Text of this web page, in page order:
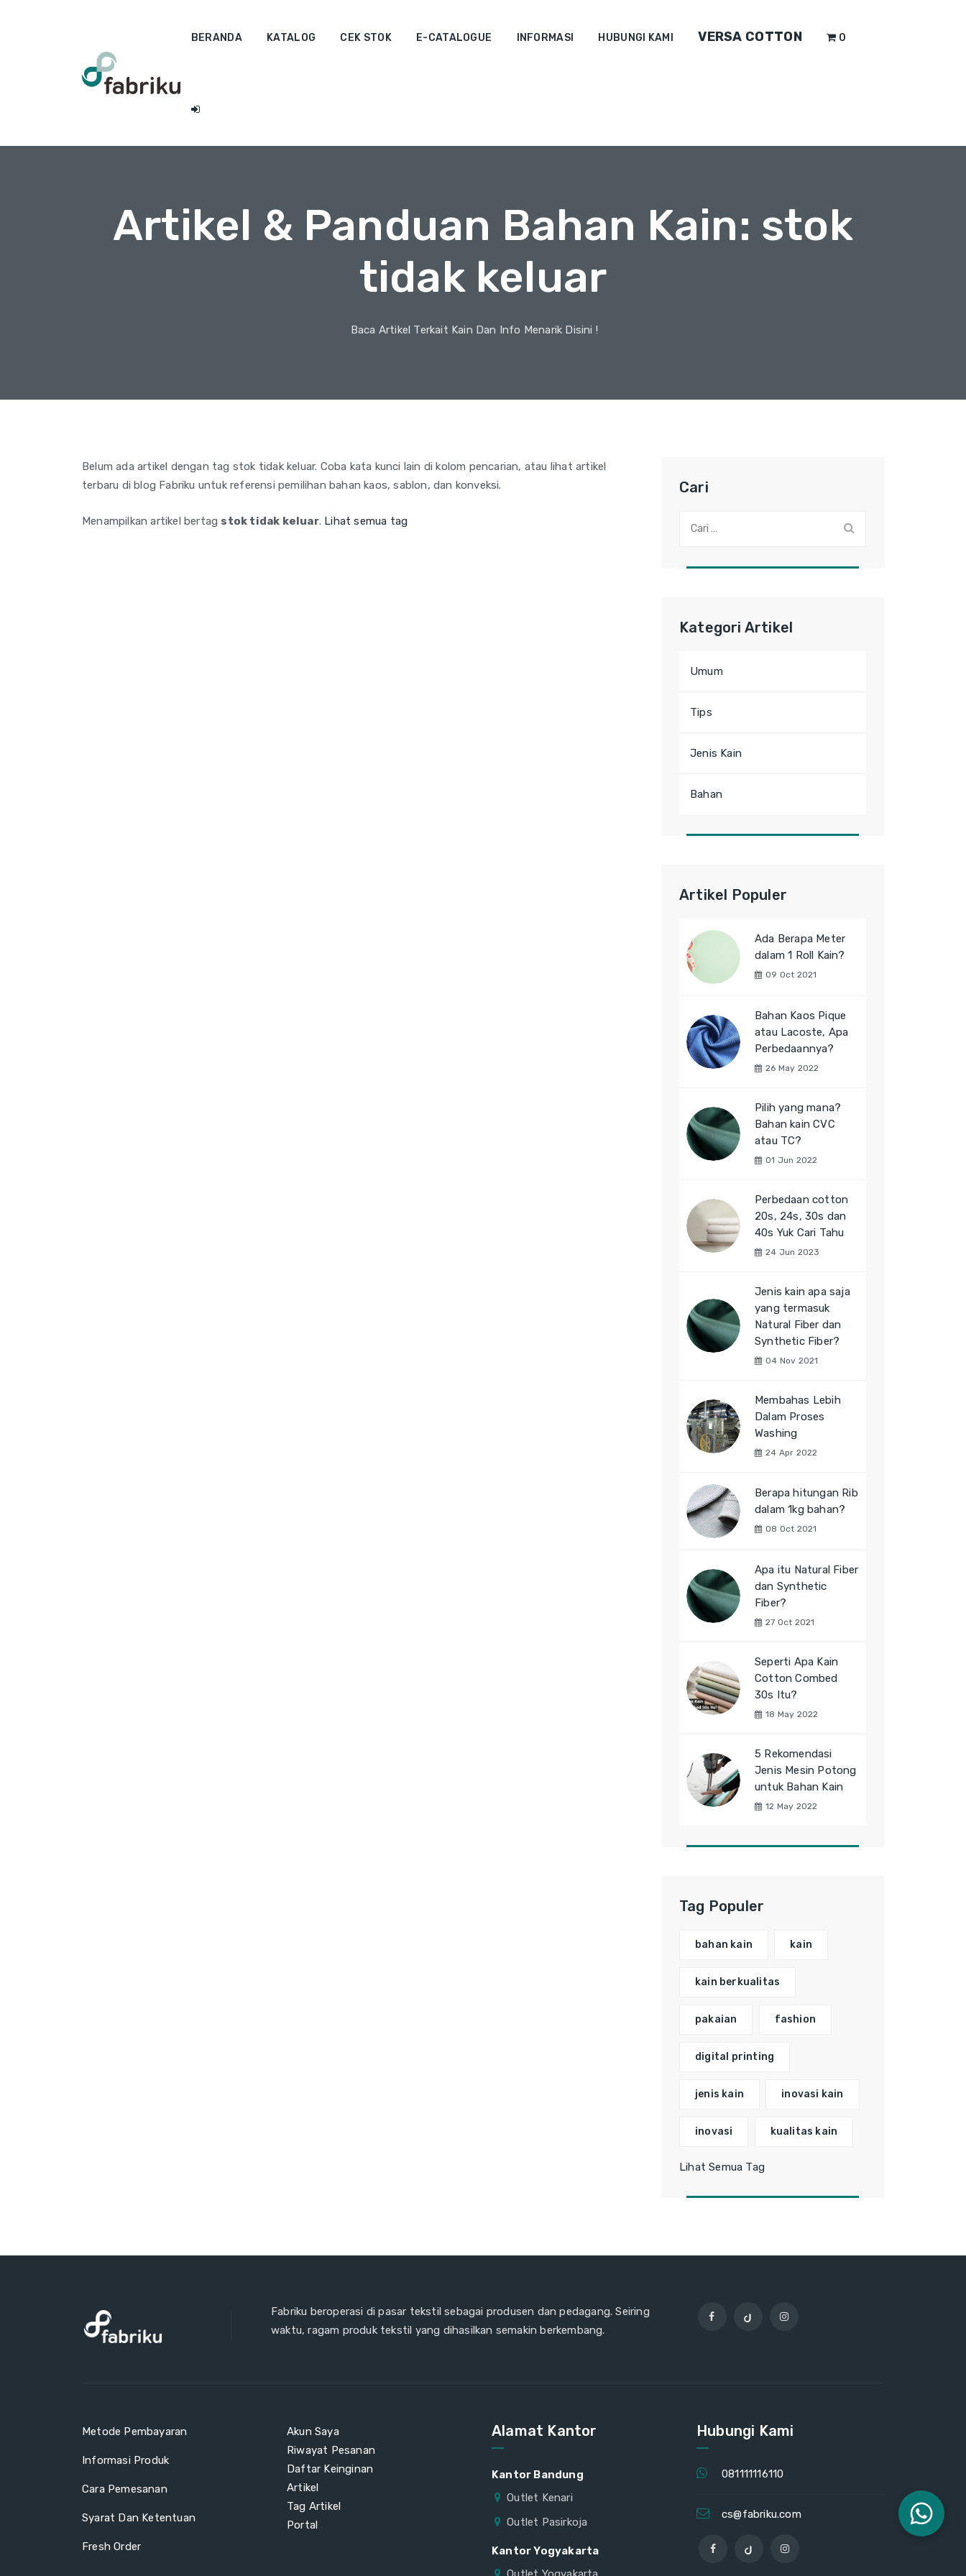
BERANDA KATALOG CEK STOK E-CATALOGUE INFORMASI HUBUNGI KAMI VERSA COTTON 0
Artikel & Panduan Bahan Kain: stok
tidak keluar
Baca Artikel Terkait Kain Dan Info Menarik Disini !
Belum ada artikel dengan tag stok tidak keluar. Coba kata kunci lain di kolom pencarian, atau lihat artikel
terbaru di blog Fabriku untuk referensi pemilihan bahan kaos, sablon, dan konveksi.
Menampilkan artikel bertag stok tidak keluar. Lihat semua tag
Cari
Kategori Artikel
Umum
Tips
Jenis Kain
Bahan
Artikel Populer
Ada Berapa Meter
dalam 1 Roll Kain?
09 Oct 2021
Bahan Kaos Pique
atau Lacoste, Apa
Perbedaannya?
26 May 2022
Pilih yang mana?
Bahan kain CVC
atau TC?
01 Jun 2022
Perbedaan cotton
20s, 24s, 30s dan
40s Yuk Cari Tahu
24 Jun 2023
Jenis kain apa saja
yang termasuk
Natural Fiber dan
Synthetic Fiber?
04 Nov 2021
Membahas Lebih
Dalam Proses
Washing
24 Apr 2022
Berapa hitungan Rib
dalam 1kg bahan?
08 Oct 2021
Apa itu Natural Fiber
dan Synthetic
Fiber?
27 Oct 2021
Seperti Apa Kain
Cotton Combed
30s Itu?
18 May 2022
5 Rekomendasi
Jenis Mesin Potong
untuk Bahan Kain
12 May 2022
Tag Populer
bahan kain kain
kain berkualitas
pakaian fashion
digital printing
jenis kain inovasi kain
inovasi kualitas kain
Lihat Semua Tag
Fabriku beroperasi di pasar tekstil sebagai produsen dan pedagang. Seiring
waktu, ragam produk tekstil yang dihasilkan semakin berkembang.
Metode Pembayaran
Informasi Produk
Cara Pemesanan
Syarat Dan Ketentuan
Fresh Order
Akun Saya
Riwayat Pesanan
Daftar Keinginan
Artikel
Tag Artikel
Portal
Alamat Kantor
Kantor Bandung
Outlet Kenari
Outlet Pasirkoja
Kantor Yogyakarta
Hubungi Kami
081111116110
cs@fabriku.com